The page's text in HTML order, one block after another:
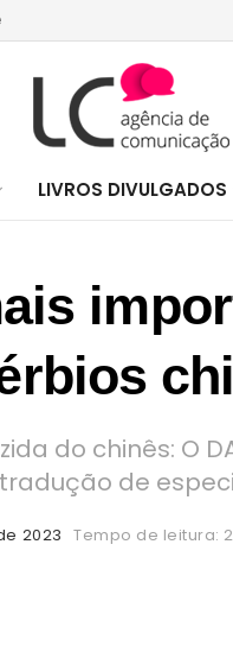
LIVROS DIVULGADOS
do chinês: O
de
2023 Tempo de leitura: